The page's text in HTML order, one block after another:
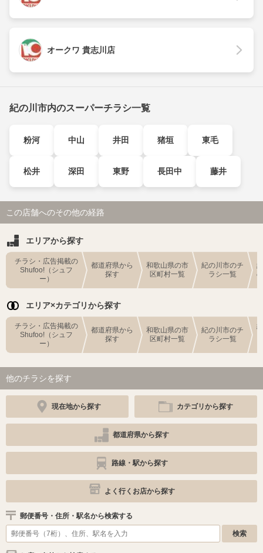
オークワ 貴志川店
紀の川市内のスーパーチラシ一覧
粉河 中山 井田 猪垣 東毛
松井 深田 東野 長田中 藤井
この店舗へのその他の経路
エリアから探す
チラシ・広告掲載の
Shufoo!（シュフ
ー）
都道府県から
探す
和歌山県の市
区町村一覧
紀の川市のチ
ラシ一覧
エリア×カテゴリから探す
チラシ・広告掲載の
Shufoo!（シュフ
ー）
都道府県から
探す
和歌山県の市
区町村一覧
紀の川市のチ
ラシ一覧
他のチラシを探す
現在地から探す カテゴリから探す
都道府県から探す
路線・駅から探す
よく行くお店から探す
郵便番号・住所・駅名から検索する